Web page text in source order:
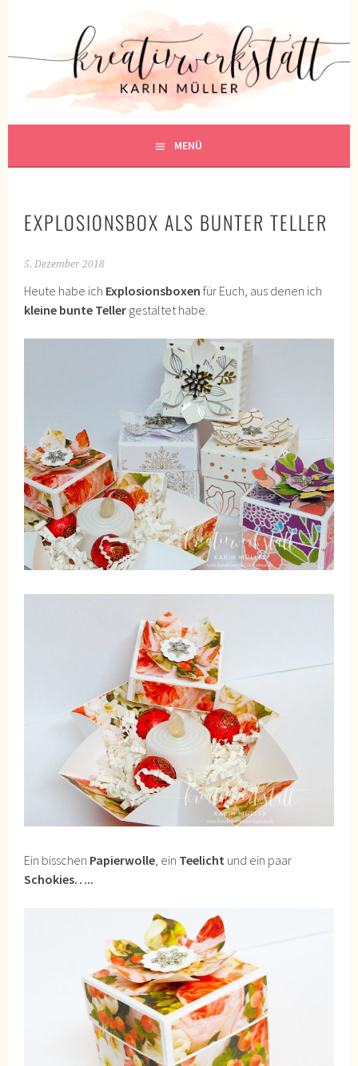
KREATIVWERKSTATT
KREATIV SEIN
MENÜ
EXPLOSIONSBOX ALS BUNTER TELLER
5. Dezember 2018
Heute habe ich Explosionsboxen für Euch, aus denen ich
kleine bunte Teller gestaltet habe.
Ein bisschen Papierwolle , ein Teelicht und ein paar
Schokies…..